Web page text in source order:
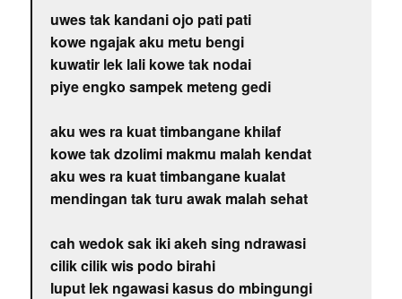
uwes tak kandani ojo pati pati
kowe ngajak aku metu bengi
kuwatir lek lali kowe tak nodai
piye engko sampek meteng gedi
aku wes ra kuat timbangane khilaf
kowe tak dzolimi makmu malah kendat
aku wes ra kuat timbangane kualat
mendingan tak turu awak malah sehat
cah wedok sak iki akeh sing ndrawasi
cilik cilik wis podo birahi
luput lek ngawasi kasus do mbingungi